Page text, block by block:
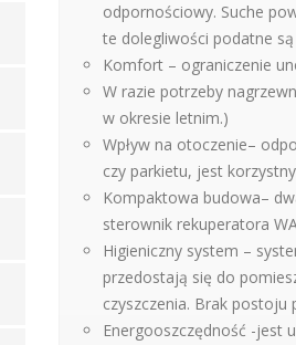
odpornościowy. Suche
te dolegliwości podatne
Komfort – ograniczenie
W razie potrzeby
w okresie letnim.)
Wpływ na otoczenie–
czy parkietu, jest
Kompaktowa budowa–
sterownik rekuperatora
Higieniczny system –
przedostają się do
czyszczenia. Brak postoju
Energooszczędność -jest